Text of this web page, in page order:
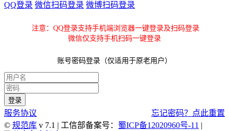
QQ登录 微信扫码登录 微博扫码登录
注意：QQ登录支持手机端浏览器一键登录及扫码登录
微信仅支持手机扫码一键登录
账号密码登录（仅适用于原老用户）
服务协议
忘记密码？点此重置
© 规范库 v 7.1 | 工信部备案号： 蜀ICP备12020960号-11 |